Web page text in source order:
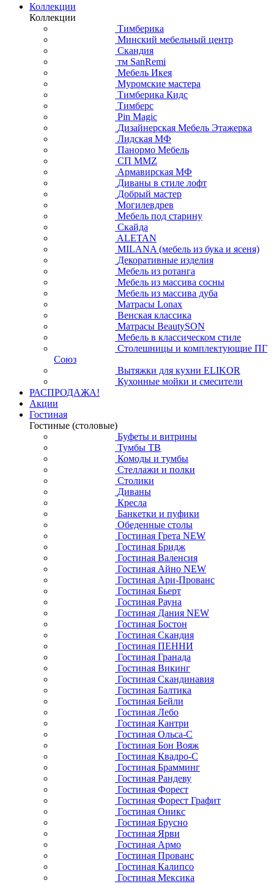
Коллекции
Коллекции
Тимберика
Минский мебельный центр
Скандия
тм SanRemi
Мебель Икея
Муромские мастера
Тимберика Кидс
Тимберс
Pin Magic
Дизайнерская Мебель Этажерка
Лидская МФ
Панормо Мебель
СП ММZ
Армавирская МФ
Диваны в стиле лофт
Добрый мастер
Могилевдрев
Мебель под старину
Скайда
ALETAN
MILANA (мебель из бука и ясеня)
Декоративные изделия
Мебель из ротанга
Мебель из массива сосны
Мебель из массива дуба
Матрасы Lonax
Венская классика
Матрасы BeautySON
Мебель в классическом стиле
Столешницы и комплектующие ПГ
Союз
Вытяжки для кухни ELIKOR
Кухонные мойки и смесители
РАСПРОДАЖА!
Акции
Гостиная
Гостиные (столовые)
Буфеты и витрины
Тумбы ТВ
Комоды и тумбы
Стеллажи и полки
Столики
Диваны
Кресла
Банкетки и пуфики
Обеденные столы
Гостиная Грета NEW
Гостиная Бридж
Гостиная Валенсия
Гостиная Айно NEW
Гостиная Ари-Прованс
Гостиная Бьерт
Гостиная Рауна
Гостиная Дания NEW
Гостиная Бостон
Гостиная Скандия
Гостиная ПЕННИ
Гостиная Гранада
Гостиная Викинг
Гостиная Скандинавия
Гостиная Балтика
Гостиная Бейли
Гостиная Лебо
Гостиная Кантри
Гостиная Ольса-С
Гостиная Бон Вояж
Гостиная Квадро-С
Гостиная Брамминг
Гостиная Рандеву
Гостиная Форест
Гостиная Форест Графит
Гостиная Оникс
Гостиная Брусно
Гостиная Ярви
Гостиная Армо
Гостиная Прованс
Гостиная Калипсо
Гостиная Мексика